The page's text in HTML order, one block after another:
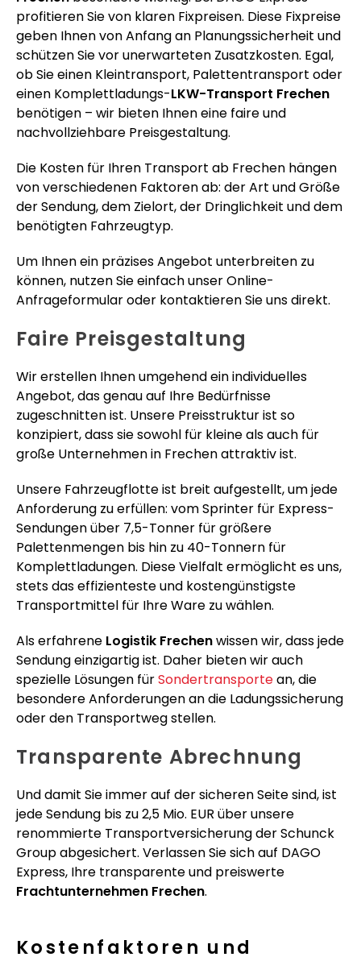
profitieren Sie von klaren Fixpreisen. Diese Fixpreise
geben Ihnen von Anfang an Planungssicherheit und
schützen Sie vor unerwarteten Zusatzkosten. Egal,
ob Sie einen Kleintransport, Palettentransport oder
einen Komplettladungs-LKW-Transport Frechen
benötigen – wir bieten Ihnen eine faire und
nachvollziehbare Preisgestaltung.
Die Kosten für Ihren Transport ab Frechen hängen
von verschiedenen Faktoren ab: der Art und Größe
der Sendung, dem Zielort, der Dringlichkeit und dem
benötigten Fahrzeugtyp.
Um Ihnen ein präzises Angebot unterbreiten zu
können, nutzen Sie einfach unser Online-
Anfrageformular oder kontaktieren Sie uns direkt.
Faire Preisgestaltung
Wir erstellen Ihnen umgehend ein individuelles
Angebot, das genau auf Ihre Bedürfnisse
zugeschnitten ist. Unsere Preisstruktur ist so
konzipiert, dass sie sowohl für kleine als auch für
große Unternehmen in Frechen attraktiv ist.
Unsere Fahrzeugflotte ist breit aufgestellt, um jede
Anforderung zu erfüllen: vom Sprinter für Express-
Sendungen über 7,5-Tonner für größere
Palettenmengen bis hin zu 40-Tonnern für
Komplettladungen. Diese Vielfalt ermöglicht es uns,
stets das effizienteste und kostengünstigste
Transportmittel für Ihre Ware zu wählen.
Als erfahrene Logistik Frechenwissen wir, dass jede
Sendung einzigartig ist. Daher bieten wir auch
spezielle Lösungen fürSondertransportean, die
besondere Anforderungen an die Ladungssicherung
oder den Transportweg stellen.
Transparente Abrechnung
Und damit Sie immer auf der sicheren Seite sind, ist
jede Sendung bis zu 2,5 Mio. EUR über unsere
renommierte Transportversicherung der Schunck
Group abgesichert. Verlassen Sie sich auf DAGO
Express, Ihre transparente und preiswerte
Frachtunternehmen Frechen.
Kostenfaktoren und